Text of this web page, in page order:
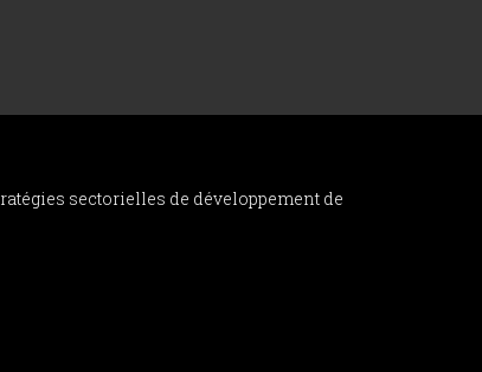
sectorielles de développement de